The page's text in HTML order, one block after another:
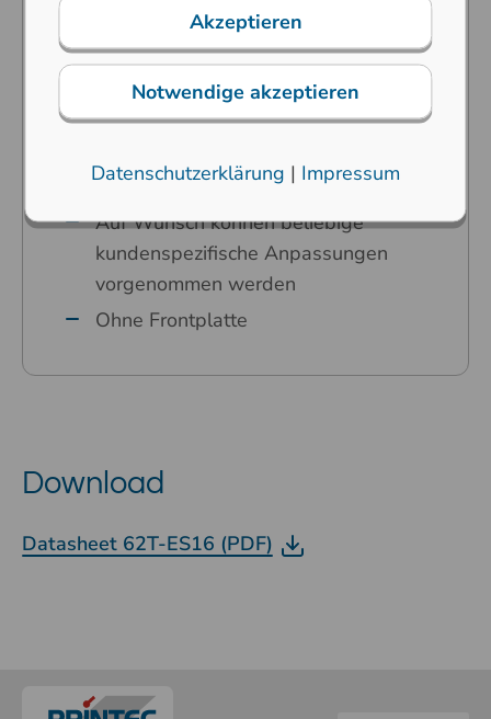
Nahezu resistent gegen
Gewalteinwirkung
Tastensymbole werden durch
Jede Ländervariante ist möglich
Auf Wunsch können beliebige
kundenspezifische Anpassungen
vorgenommen werden
Ohne Frontplatte
Download
Datasheet 62T-ES16 (PDF)
Akzeptieren
Notwendige akzeptieren
Datenschutzerklärung | Impressum